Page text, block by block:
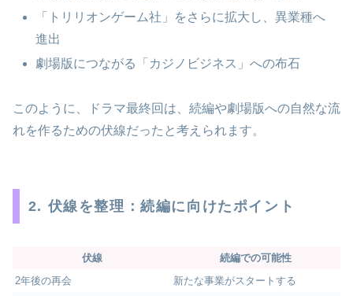
「トリリオンゲーム社」をさらに拡大し、異業種へ
進出
劇場版につながる「カジノビジネス」への布石
このように、ドラマ最終回は、続編や劇場版への自然な流
れを作るための伏線だったと考えられます。
2. 伏線を整理：続編に向けたポイント
伏線
続編での可能性
2年後の再会
新たな事業がスタートする